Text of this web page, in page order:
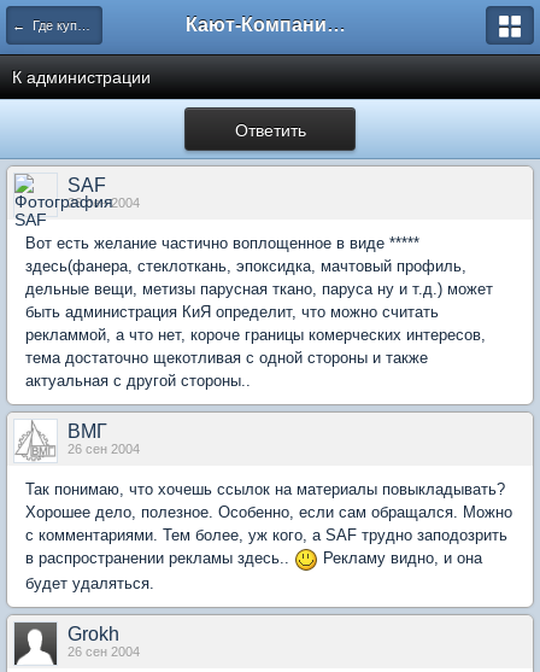
← Где купить и сколько стоит? Кают-Компания "Катера и Яхты"
К администрации
Ответить
SAF
26 сен 2004
Вот есть желание частично воплощенное в виде *****
здесь(фанера, стеклоткань, эпоксидка, мачтовый профиль,
дельные вещи, метизы парусная ткано, паруса ну и т.д.) может
быть администрация КиЯ определит, что можно считать
рекламмой, а что нет, короче границы комерческих интересов,
тема достаточно щекотливая с одной стороны и также
актуальная с другой стороны..
BМГ
26 сен 2004
Так понимаю, что хочешь ссылок на материалы повыкладывать?
Хорошее дело, полезное. Особенно, если сам обращался. Можно
с комментариями. Тем более, уж кого, а SAF трудно заподозрить
в распространении рекламы здесь..
Рекламу видно, и она
будет удаляться.
Grokh
26 сен 2004